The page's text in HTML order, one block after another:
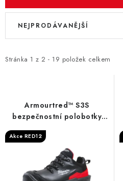
V
i
d
u
Stránka 1 z 2 - 19 položek celkem
Ř
e
o
d
NEJPRODÁVANĚJŠÍ
Armourtred™ S3S
bezpečnostní polobotky
černé 1L110111W ESD HRO
SC FO LG SR
Akce RED12